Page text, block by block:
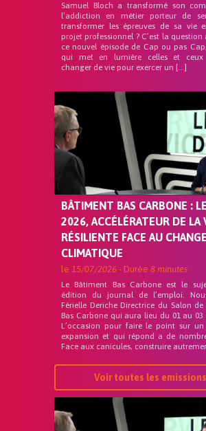
Samuel Bloch a transformé son
l’addiction en métier porteur de
transformer les épreuves de sa vie
projet professionnel ? C’est la
ce nouvel épisode de Cap ou pas
qui met en lumière celles et
changer de vie pour exercer un […]
BÂTIMENT BAS CARBONE :
2026, ACCÉLÉRATEUR DE LA
RÉSILIENTE FACE AU
CLIMATIQUE
le 15/07/2026 - Durée 8 minutes
Le Bâtiment Bas Carbone est le
édition du journal de l’emploi.
Férielle Deriche Directrice du Salon
Bas Carbone qui aura lieu du 01 au 03
L’occasion pour faire le point sur un
expansion et qui répond a de
Face aux canicules, construire
Voir toutes les emissions